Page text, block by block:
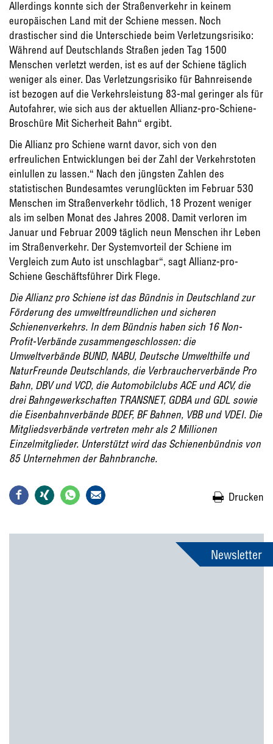
Allerdings konnte sich der Straßenverkehr in keinem
europäischen Land mit der Schiene messen. Noch
drastischer sind die Unterschiede beim Verletzungsrisiko:
Während auf Deutschlands Straßen jeden Tag 1500
Menschen verletzt werden, ist es auf der Schiene täglich
weniger als einer. Das Verletzungsrisiko für Bahnreisende
ist bezogen auf die Verkehrsleistung 83-mal geringer als für
Autofahrer, wie sich aus der aktuellen Allianz-pro-Schiene-
Broschüre Mit Sicherheit Bahn“ ergibt.
Die Allianz pro Schiene warnt davor, sich von den
erfreulichen Entwicklungen bei der Zahl der Verkehrstoten
einlullen zu lassen.“ Nach den jüngsten Zahlen des
statistischen Bundesamtes verunglückten im Februar 530
Menschen im Straßenverkehr tödlich, 18 Prozent weniger
als im selben Monat des Jahres 2008. Damit verloren im
Januar und Februar 2009 täglich neun Menschen ihr Leben
im Straßenverkehr. Der Systemvorteil der Schiene im
Vergleich zum Auto ist unschlagbar“, sagt Allianz-pro-
Schiene Geschäftsführer Dirk Flege.
Die Allianz pro Schiene ist das Bündnis in Deutschland zur
Förderung des umweltfreundlichen und sicheren
Schienenverkehrs. In dem Bündnis haben sich 16 Non-
Profit-Verbände zusammengeschlossen: die
Umweltverbände BUND, NABU, Deutsche Umwelthilfe und
NaturFreunde Deutschlands, die Verbraucherverbände Pro
Bahn, DBV und VCD, die Automobilclubs ACE und ACV, die
drei Bahngewerkschaften TRANSNET, GDBA und GDL sowie
die Eisenbahnverbände BDEF, BF Bahnen, VBB und VDEI. Die
Mitgliedsverbände vertreten mehr als 2 Millionen
Einzelmitglieder. Unterstützt wird das Schienenbündnis von
85 Unternehmen der Bahnbranche.
Drucken
Newsletter